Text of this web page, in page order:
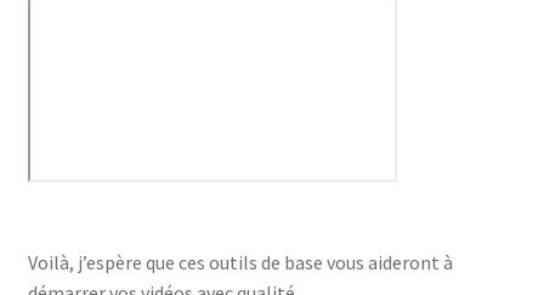
Voilà, j’espère que ces outils de base vous aideront à